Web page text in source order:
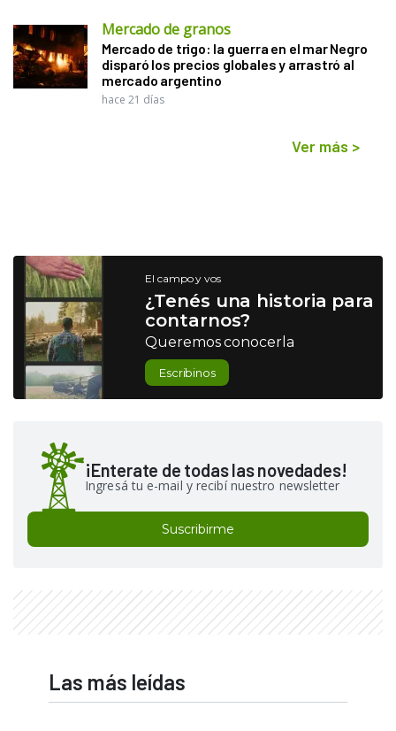
Mercado de granos
Mercado de trigo: la guerra en el mar Negro
disparó los precios globales y arrastró al
mercado argentino
hace 21 días
Ver más >
El campo y vos
¿Tenés una historia para
contarnos?
Queremos conocerla
Escribinos
¡Enterate de todas las novedades!
Ingresá tu e-mail y recibí nuestro newsletter
Suscribirme
Las más leídas